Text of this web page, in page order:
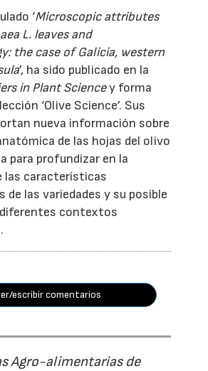
‘Microscopic attributes
L. leaves and
the case of Galicia, western
’, ha sido publicado en la
in Plant Sciencey forma
‘Olive Science’. Sus
nueva información sobre
de las hojas del olivo
para profundizar en la
las características
de las variedades y su posible
contextos
escribir comentarios
Agro-alimentarias de